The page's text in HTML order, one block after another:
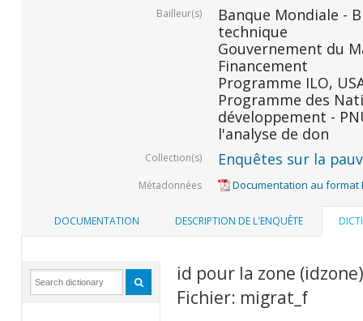
Bailleur(s)
Banque Mondiale -
technique
Gouvernement du
Financement
Programme ILO,
Programme des
développement -
l'analyse de don
Collection(s) Enquêtes sur la
Métadonnées Documentation au format
DOCUMENTATION DESCRIPTION DE L'ENQUÊTE
id pour la zone (idzone)
Fichier: migrat_f